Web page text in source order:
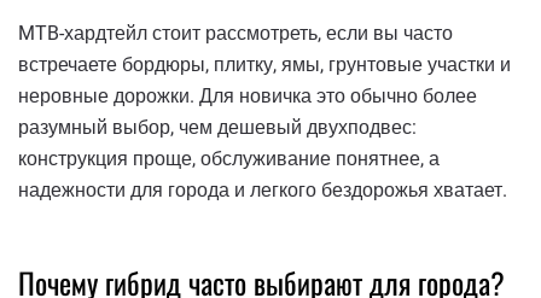
MTB-хардтейл стоит рассмотреть, если вы часто
встречаете бордюры, плитку, ямы, грунтовые участки и
неровные дорожки. Для новичка это обычно более
разумный выбор, чем дешевый двухподвес:
конструкция проще, обслуживание понятнее, а
надежности для города и легкого бездорожья хватает.
Почему гибрид часто выбирают для города?